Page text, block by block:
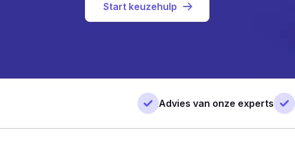
Start keuzehulp
Advies van onze experts